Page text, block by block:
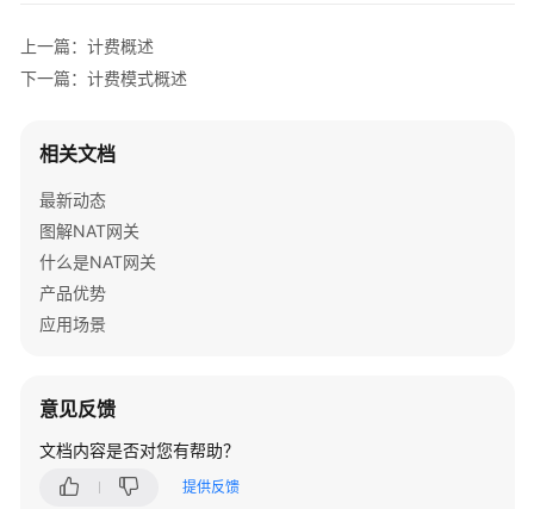
计
费
明
计
费
概
计
式
费
上一篇：计费概述
下一篇：计费模式概述
相关文档
最新动态
图解NAT网关
什么是NAT网关
产品优势
应用场景
意见反馈
文档内容是否对您有帮助？
提供反馈